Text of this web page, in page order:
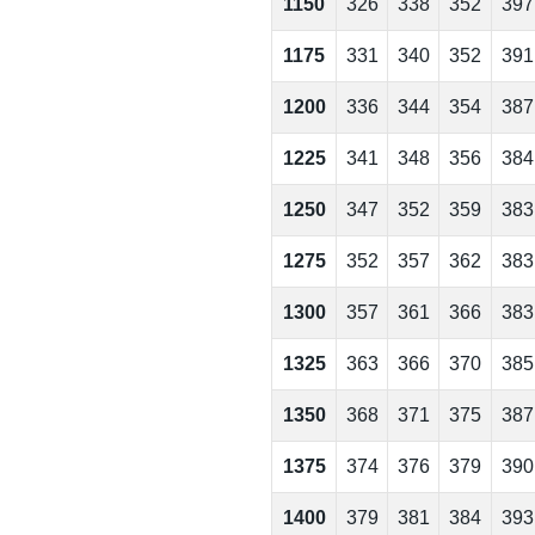
1150 326 338 352 397
1175 331 340 352 391
1200 336 344 354 387
1225 341 348 356 384
1250 347 352 359 383
1275 352 357 362 383
1300 357 361 366 383
1325 363 366 370 385
1350 368 371 375 387
1375 374 376 379 390
1400 379 381 384 393